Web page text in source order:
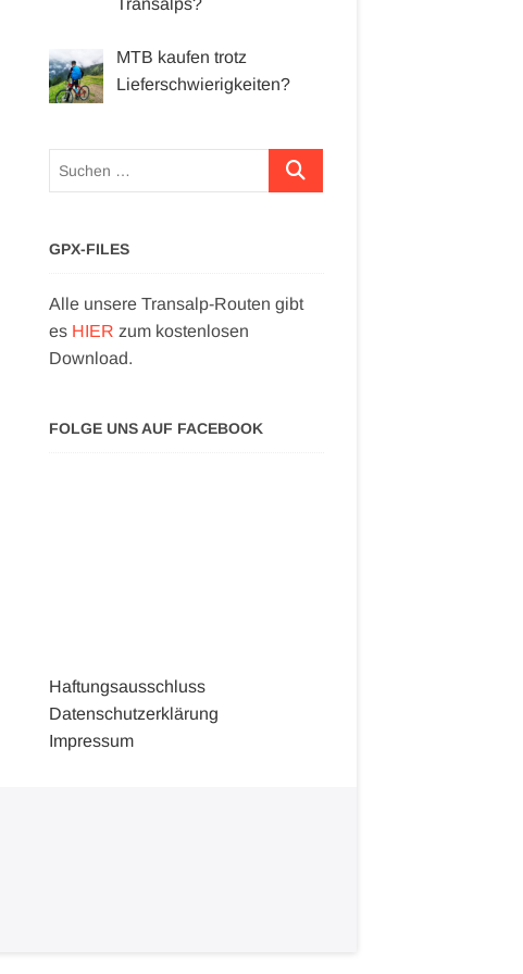
MTB kaufen trotz
Lieferschwierigkeiten?
Suchen …
GPX-FILES
Alle unsere Transalp-Routen gibt
es HIER zum kostenlosen
Download.
FOLGE UNS AUF FACEBOOK
Haftungsausschluss
Datenschutzerklärung
Impressum